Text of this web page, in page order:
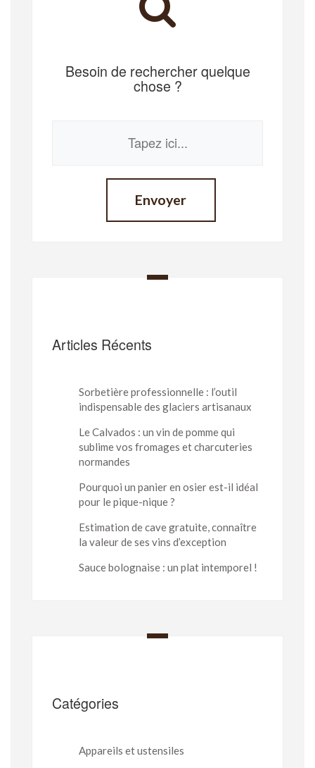
Besoin de rechercher quelque
chose ?
Articles Récents
Sorbetière professionnelle : l’outil
indispensable des glaciers artisanaux
Le Calvados : un vin de pomme qui
sublime vos fromages et charcuteries
normandes
Pourquoi un panier en osier est-il idéal
pour le pique-nique ?
Estimation de cave gratuite, connaître
la valeur de ses vins d’exception
Sauce bolognaise : un plat intemporel !
Catégories
Appareils et ustensiles